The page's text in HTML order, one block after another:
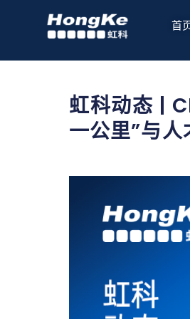
首
虹科动态 |
一公里”与人